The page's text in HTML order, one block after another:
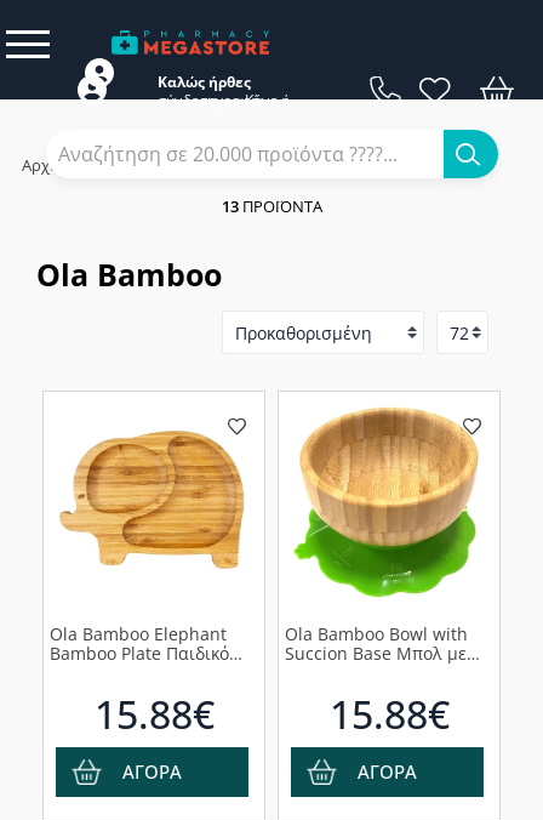
Καλώς ήρθες
Κάνε
σύνδεση ή
εγγραφή
Αρχική / Εταιρίες
Ola Bamboo
13ΠΡΟΪΌΝΤΑ
Ola Bamboo
Ola Bamboo Elephant
Bamboo Plate Παιδικό
Ελέφαντα, 1τμχ
15.88€
ΑΓΟΡΑ
Ola Bamboo Bowl with
Succion Base Μπολ με
15.88€
ΑΓΟΡΑ